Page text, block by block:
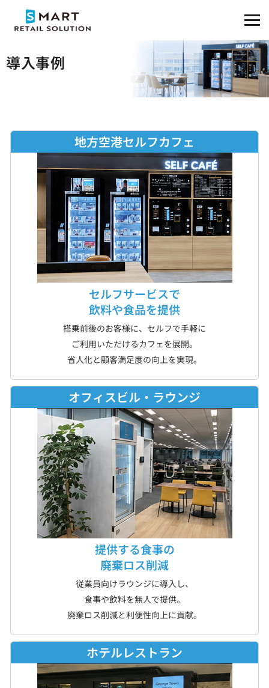
導入事例
地方空港セルフカフェ
セルフサービスで
飲料や食品を提供
搭乗前後のお客様に、セルフで手軽に
ご利用いただけるカフェを展開。
省人化と顧客満足度の向上を実現。
オフィスビル・ラウンジ
提供する食事の
廃棄ロス削減
従業員向けラウンジに導入し、
食事や飲料を無人で提供。
廃棄ロス削減と利便性向上に貢献。
ホテルレストラン